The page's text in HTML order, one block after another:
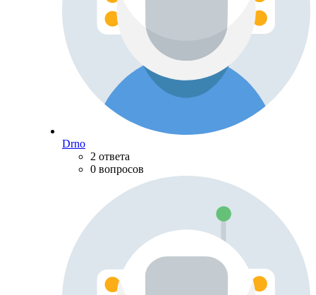
Drno
2 ответа
0 вопросов